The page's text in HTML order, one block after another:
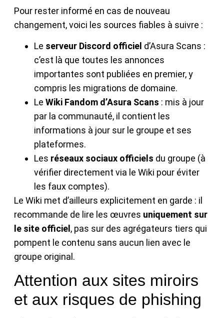
Pour rester informé en cas de nouveau
changement, voici les sources fiables à suivre :
Le serveur Discord officiel d’Asura Scans :
c’est là que toutes les annonces
importantes sont publiées en premier, y
compris les migrations de domaine.
Le Wiki Fandom d’Asura Scans : mis à jour
par la communauté, il contient les
informations à jour sur le groupe et ses
plateformes.
Les réseaux sociaux officiels du groupe (à
vérifier directement via le Wiki pour éviter
les faux comptes).
Le Wiki met d’ailleurs explicitement en garde : il
recommande de lire les œuvres uniquement sur
le site officiel , pas sur des agrégateurs tiers qui
pompent le contenu sans aucun lien avec le
groupe original.
Attention aux sites miroirs
et aux risques de phishing